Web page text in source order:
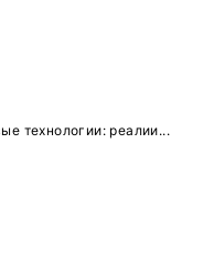
технологии: реалии...